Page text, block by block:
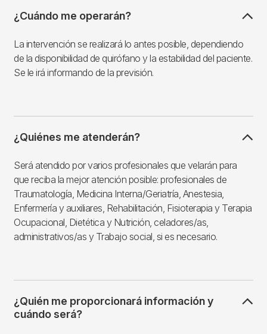
¿Cuándo me operarán?
La intervención se realizará lo antes posible, dependiendo
de la disponibilidad de quirófano y la estabilidad del paciente.
Se le irá informando de la previsión.
¿Quiénes me atenderán?
Será atendido por varios profesionales que velarán para
que reciba la mejor atención posible: profesionales de
Traumatología, Medicina Interna/Geriatría, Anestesia,
Enfermería y auxiliares, Rehabilitación, Fisioterapia y Terapia
Ocupacional, Dietética y Nutrición, celadores/as,
administrativos/as y Trabajo social, si es necesario.
¿Quién me proporcionará información y
cuándo será?